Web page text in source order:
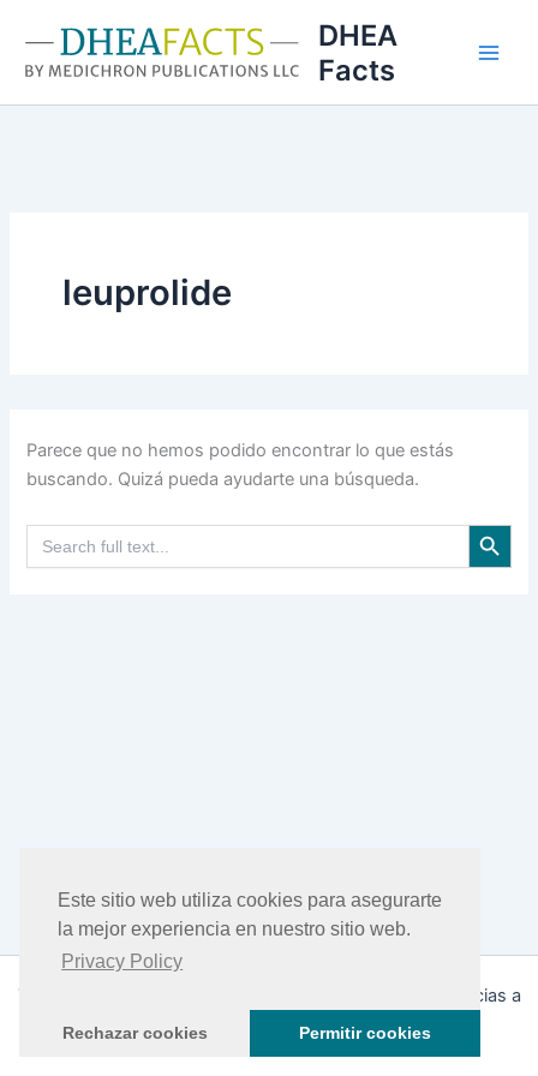
Este sitio web utiliza cookies para asegurarte
la mejor experiencia en nuestro sitio web.
Privacy Policy
Rechazar cookies Permitir cookies
contenido
DHEA
Facts
leuprolide
Parece que no hemos podido encontrar lo que estás
buscando. Quizá pueda ayudarte una búsqueda.
Buscar: Botón de
Todos los derechos © 2026 DHEA Facts | Funciona gracias a
Tema Astra para WordPress